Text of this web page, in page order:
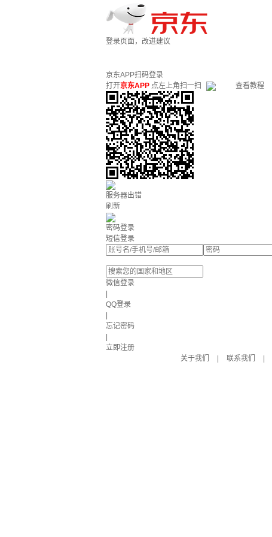
登录页面，改进建议
京东APP扫码登录
打开京东APP 点左上角扫一扫 查看教程
服务器出错
刷新
密码登录
短信登录
微信登录
QQ登录
忘记密码
立即注册
关于我们
联系我们